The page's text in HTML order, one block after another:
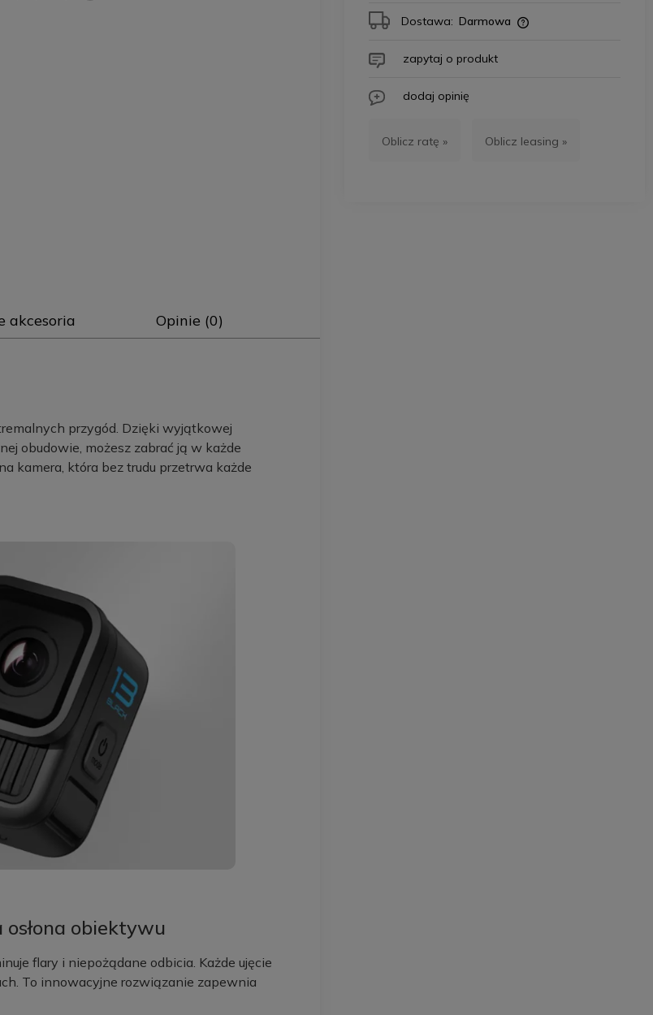
akcesoria Opinie (0)
przygód. Dzięki wyjątkowej
obudowie, możesz zabrać ją w każde
kamera, która bez trudu przetrwa każde
obiektywu
flary i niepożądane odbicia. Każde ujęcie
To innowacyjne rozwiązanie zapewnia
Dostawa: Darmowa
zapytaj o produkt
dodaj opinię
Oblicz ratę » Oblicz leasing »